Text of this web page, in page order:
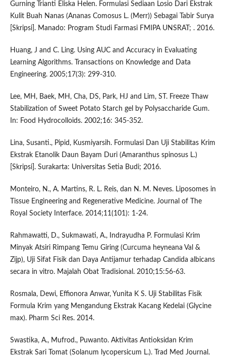
Gurning Trianti Eliska Helen. Formulasi Sediaan Losio Dari Ekstrak
Kulit Buah Nanas (Ananas Comosus L. (Merr)) Sebagai Tabir Surya
[Skripsi]. Manado: Program Studi Farmasi FMIPA UNSRAT; . 2016.
Huang, J and C. Ling. Using AUC and Accuracy in Evaluating
Learning Algorithms. Transactions on Knowledge and Data
Engineering. 2005;17(3): 299-310.
Lee, MH, Baek, MH, Cha, DS, Park, HJ and Lim, ST. Freeze Thaw
Stabilization of Sweet Potato Starch gel by Polysaccharide Gum.
In: Food Hydrocolloids. 2002;16: 345-352.
Lina, Susanti., Pipid, Kusmiyarsih. Formulasi Dan Uji Stabilitas Krim
Ekstrak Etanolik Daun Bayam Duri (Amaranthus spinosus L.)
[Skripsi]. Surakarta: Universitas Setia Budi; 2016.
Monteiro, N., A. Martins, R. L. Reis, dan N. M. Neves. Liposomes in
Tissue Engineering and Regenerative Medicine. Journal of The
Royal Society Interface. 2014;11(101): 1-24.
Rahmawatti, D., Sukmawati, A., Indrayudha P. Formulasi Krim
Minyak Atsiri Rimpang Temu Giring (Curcuma heyneana Val &
Zijp), Uji Sifat Fisik dan Daya Antijamur terhadap Candida albicans
secara in vitro. Majalah Obat Tradisional. 2010;15:56-63.
Rosmala, Dewi, Effionora Anwar, Yunita K S. Uji Stabilitas Fisik
Formula Krim yang Mengandung Ekstrak Kacang Kedelai (Glycine
max). Pharm Sci Res. 2014.
Swastika, A., Mufrod., Puwanto. Aktivitas Antioksidan Krim
Ekstrak Sari Tomat (Solanum lycopersicum L.). Trad Med Journal.